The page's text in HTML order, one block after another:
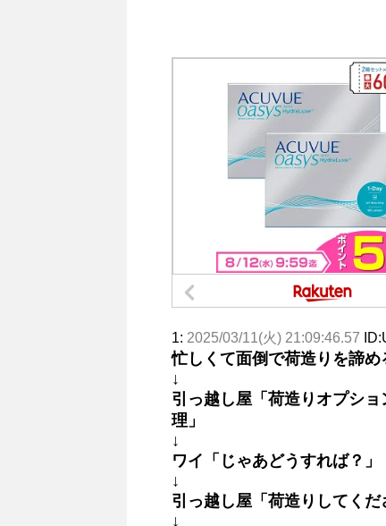
1: 2025/03/11(火) 21:09:46.57
忙しくて面倒で荷造りを諦め
↓
引っ越し屋「荷造りオプシ
理」
↓
ワイ「じゃあどうすれば？」
↓
引っ越し屋「荷造りしてくだ
↓